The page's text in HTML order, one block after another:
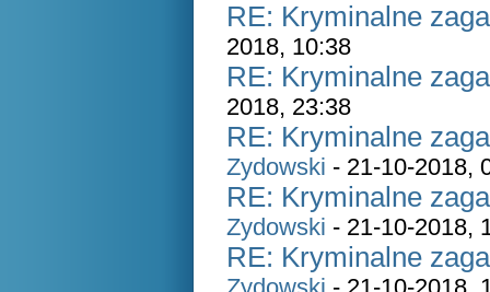
RE: Kryminalne
2018, 10:38
RE: Kryminalne
2018, 23:38
RE: Kryminalne
Zydowski - 21-10-2018,
RE: Kryminalne
Zydowski - 21-10-2018,
RE: Kryminalne